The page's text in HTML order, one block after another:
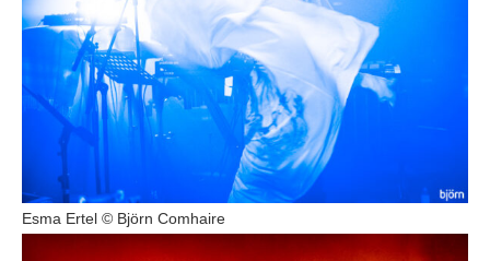
Esma Ertel © Björn Comhaire